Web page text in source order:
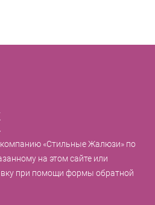
«Стильные Жалюзи» по
на этом сайте или
при помощи формы обратной